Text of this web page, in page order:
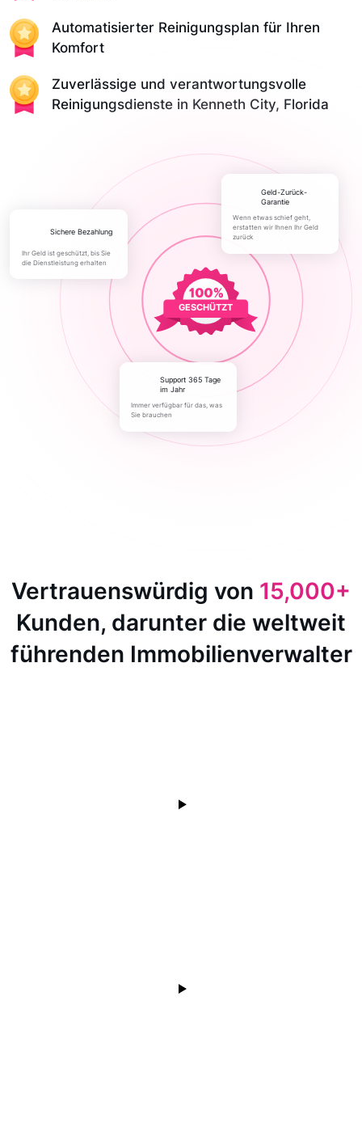
Automatisierter Reinigungsplan für Ihren
Komfort
Zuverlässige und verantwortungsvolle
Reinigungsdienste in Kenneth City, Florida
GESCHÜTZT
Sichere Bezahlung
Ihr Geld ist geschützt, bis Sie
die Dienstleistung erhalten
Geld-Zurück-
Garantie
Wenn etwas schief geht,
erstatten wir Ihnen Ihr Geld
zurück
Support 365 Tage
im Jahr
Immer verfügbar für das, was
Sie brauchen
Vertrauenswürdig von 15,000+
Kunden, darunter die weltweit
führenden Immobilienverwalter